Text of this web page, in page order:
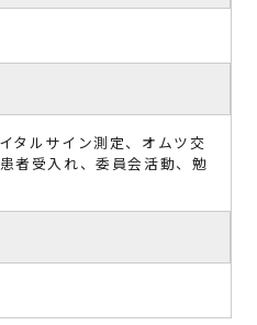
タルサイン測定、オムツ交
者受入れ、委員会活動、勉